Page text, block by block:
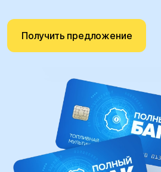
Получить предложение